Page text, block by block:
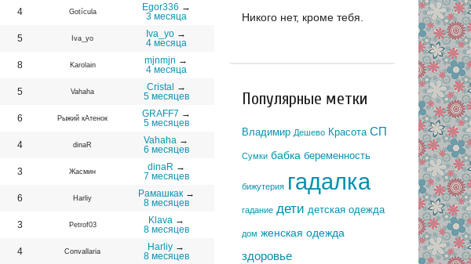
4 Gotícula Egor336 →
3 месяца
5 Iva_yo Iva_yo →
4 месяца
8 Karolain mjnmjn →
4 месяца
5 Vahaha Cristal
→
5 месяцев
6 Рыжий кАтенок GRAFF7 →
5 месяцев
4 dinaR Vahaha →
6 месяцев
3 Жасмин dinaR →
7 месяцев
6 Harliy Рамашкак→
8 месяцев
3 Petrof03 Klava →
8 месяцев
4 Convallaria Harliy →
8 месяцев
Никого нет, кроме тебя.
Популярные метки
Владимир Дешево Красота СП
Сумки бабка беременность
бижутерия гадалка
гадание дети детская одежда
дом женская одежда
здоровье